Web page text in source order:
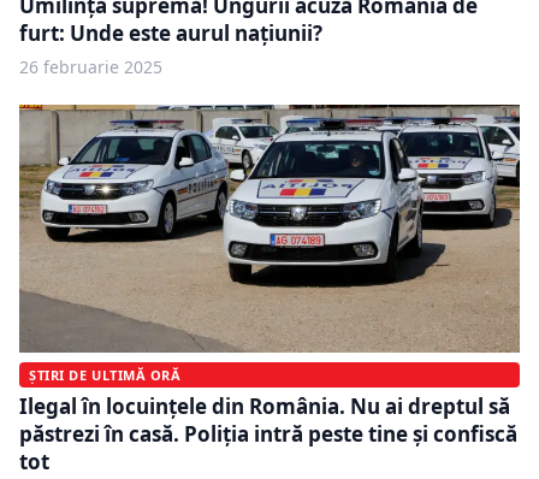
furt: Unde este aurul națiunii?
26 februarie 2025
ȘTIRI DE ULTIMĂ ORĂ
Ilegal în locuințele din România. Nu ai dreptul să
păstrezi în casă. Poliția intră peste tine și confiscă
tot